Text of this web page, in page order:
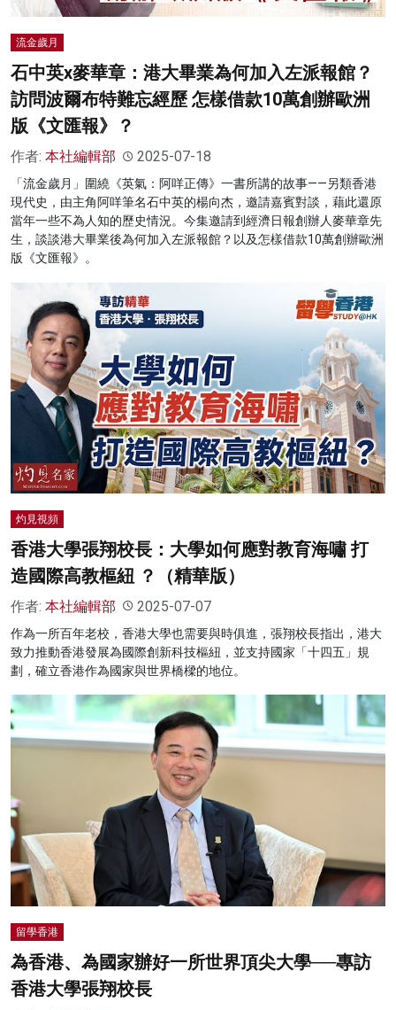
流金歲月
石中英x麥華章：港大畢業為何加入左派報館？
訪問波爾布特難忘經歷 怎樣借款10萬創辦歐洲
版《文匯報》？
作者: 本社編輯部 2025-07-18
「流金歲月」圍繞《英氣：阿咩正傳》一書所講的故事——另類香港
現代史，由主角阿咩筆名石中英的楊向杰，邀請嘉賓對談，藉此還原
當年一些不為人知的歷史情況。今集邀請到經濟日報創辦人麥華章先
生，談談港大畢業後為何加入左派報館？以及怎樣借款10萬創辦歐洲
版《文匯報》。
灼見視頻
香港大學張翔校長：大學如何應對教育海嘯 打
造國際高教樞紐 ？（精華版）
作者: 本社編輯部 2025-07-07
作為一所百年老校，香港大學也需要與時俱進，張翔校長指出，港大
致力推動香港發展為國際創新科技樞紐，並支持國家「十四五」規
劃，確立香港作為國家與世界橋樑的地位。
留學香港
為香港、為國家辦好一所世界頂尖大學──專訪
香港大學張翔校長